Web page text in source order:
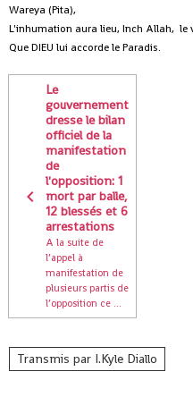
Wareya (Pita),
L'inhumation aura lieu, Inch Allah, le
Que DIEU lui accorde le Paradis.
Le
gouvernement
dresse le bilan
officiel de la
manifestation
de
l'opposition: 1
mort par balle,
12 blessés et 6
arrestations
A la suite de
l’appel à
manifestation de
plusieurs partis de
l’opposition ce ...
Transmis par I.Kyle Diallo